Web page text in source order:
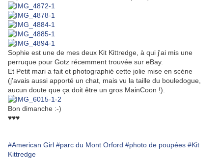
Sophie est une de mes deux Kit Kittredge, à qui j'ai mis une
perruque pour Gotz récemment trouvée sur eBay.
Et Petit mari a fait et photographié cette jolie mise en scène
(j'avais aussi apporté un chat, mais vu la taille du bouledogue,
aucun doute que ça doit être un gros MainCoon !).
Bon dimanche :-)
♥♥♥
#American Girl #parc du Mont Orford #photo de poupées #Kit
Kittredge